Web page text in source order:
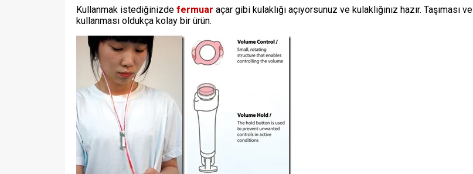
Kullanmak istediğinizde fermuar açar gibi kulaklığı açıyorsunuz ve kulaklığınız hazır. Taşıması ve
kullanması oldukça kolay bir ürün.